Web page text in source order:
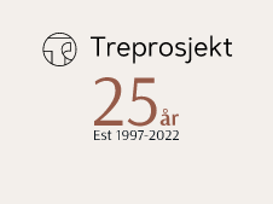
innhold